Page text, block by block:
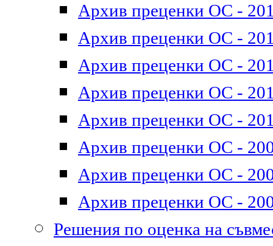
Архив преценки ОС -
Архив преценки ОС -
Архив преценки ОС -
Архив преценки ОС -
Архив преценки ОС -
Архив преценки ОС -
Архив преценки ОС -
Архив преценки ОС -
Решения по оценка на